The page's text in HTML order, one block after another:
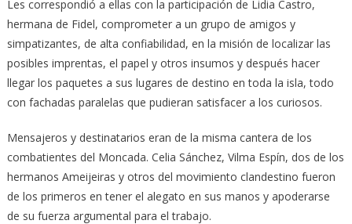
Les correspondió a ellas con la participación de Lidia Castro,
hermana de Fidel, comprometer a un grupo de amigos y
simpatizantes, de alta confiabilidad, en la misión de localizar las
posibles imprentas, el papel y otros insumos y después hacer
llegar los paquetes a sus lugares de destino en toda la isla, todo
con fachadas paralelas que pudieran satisfacer a los curiosos.
Mensajeros y destinatarios eran de la misma cantera de los
combatientes del Moncada. Celia Sánchez, Vilma Espín, dos de los
hermanos Ameijeiras y otros del movimiento clandestino fueron
de los primeros en tener el alegato en sus manos y apoderarse
de su fuerza argumental para el trabajo.